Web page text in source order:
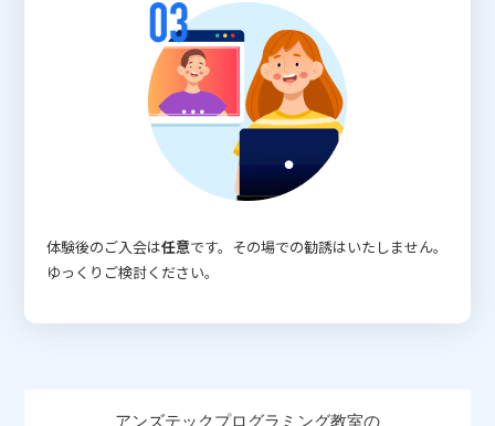
体験後のご入会は任意です。その場での勧誘はいたしません。
ゆっくりご検討ください。
アンズテックプログラミング教室の